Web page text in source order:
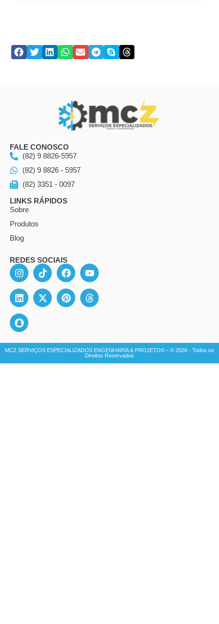
FALE CONOSCO
(82) 9 8826-5957
(82) 9 8826 - 5957
(82) 3351 - 0097
LINKS RÁPIDOS
Sobre
Produtos
Blog
REDES SOCIAIS
MCZ SERVIÇOS ESPECIALIZADOS ENGENHARIA & PROJETOS – © 2026 - Todos os
Direitos Reservados